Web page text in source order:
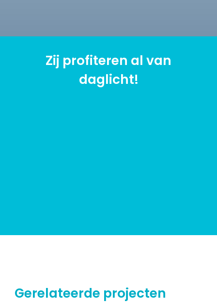
Zij profiteren al van
daglicht!
Gerelateerde projecten